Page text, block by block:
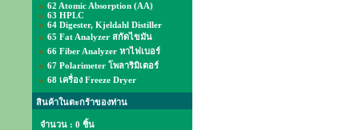
62 Atomic Absorption (AA)
63 HPLC
64 Digester, Kjeldahl Distiller
65 Fat Analyzer สกัดไขมัน
66 Fiber Analyzer หาไฟเบอร์
67 Polarimeter โพลาริมิเตอร์
68 เครื่อง Freeze Dryer
สินค้าในตะกร้าของท่าน
จำนวน : 0 ชิ้น